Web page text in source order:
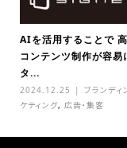
AIを活用することで
コンテンツ制作が容易
タ...
2024.12.25 ブランディ
ケティング, 広告・集客